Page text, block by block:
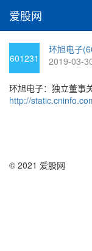
爱股网
601231
环旭电子
2019-03-
环旭电子：独立董事
http://
© 2021 爱股网